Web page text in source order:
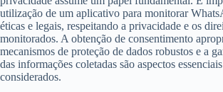
utilização de um aplicativo para monitorar
éticas e legais, respeitando a privacidade e os
monitorados. A obtenção de consentimento
mecanismos de proteção de dados robustos e a
das informações coletadas são aspectos
considerados.